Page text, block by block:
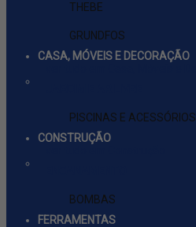
THEBE
GRUNDFOS
CASA, MÓVEIS E DECORAÇÃO
PISCINAS E ACESSÓRIOS
CONSTRUÇÃO
BOMBAS
FERRAMENTAS